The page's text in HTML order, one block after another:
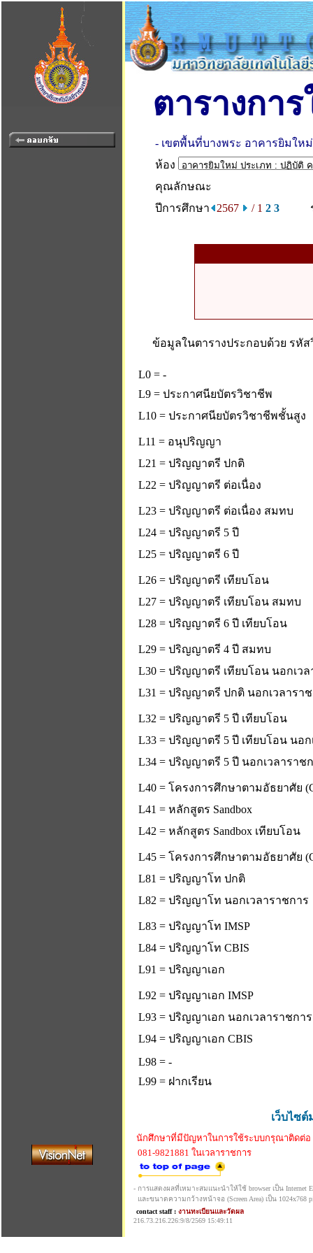
ตารางกา
- เขตพื้นที่บางพระ อาคารยิมใหม่
ห้อง
คุณลักษณะ
ปีการศึกษา
2567 / 1 2 3
ข้อมูลในตารางประกอบด้วย รหั
L0 = -
L9 = ประกาศนียบัตรวิชาชีพ
L10 = ประกาศนียบัตรวิชาชีพชั้นสูง
L11 = อนุปริญญา
L21 = ปริญญาตรี ปกติ
L22 = ปริญญาตรี ต่อเนื่อง
L23 = ปริญญาตรี ต่อเนื่อง สมทบ
L24 = ปริญญาตรี 5 ปี
L25 = ปริญญาตรี 6 ปี
L26 = ปริญญาตรี เทียบโอน
L27 = ปริญญาตรี เทียบโอน สมทบ
L28 = ปริญญาตรี 6 ปี เทียบโอน
L29 = ปริญญาตรี 4 ปี สมทบ
L30 = ปริญญาตรี เทียบโอน นอกเวล
L31 = ปริญญาตรี ปกติ นอกเวลารา
L32 = ปริญญาตรี 5 ปี เทียบโอน
L33 = ปริญญาตรี 5 ปี เทียบโอน นอก
L34 = ปริญญาตรี 5 ปี นอกเวลาราช
L40 = โครงการศึกษาตามอัธยาศัย
L41 = หลักสูตร Sandbox
L42 = หลักสูตร Sandbox เทียบโอน
L45 = โครงการศึกษาตามอัธยาศัย
L81 = ปริญญาโท ปกติ
L82 = ปริญญาโท นอกเวลาราชการ
L83 = ปริญญาโท IMSP
L84 = ปริญญาโท CBIS
L91 = ปริญญาเอก
L92 = ปริญญาเอก IMSP
L93 = ปริญญาเอก นอกเวลาราชการ
L94 = ปริญญาเอก CBIS
L98 = -
L99 = ฝากเรียน
เว็บไซ
นักศึกษาที่มีปัญหาในการใช้ระบบกรุณาติดต่อ
081-9821881 ในเวลาราชการ
- การแสดงผลที่เหมาะสมแนะนำให้ใช้ browser เป็น Internet
และขนาดความกว้างหน้าจอ (Screen Area) เป็น 1024x768
contact staff : งานทะเบียนและวัดผล
216.73.216.226:9/8/2569 15:49:11